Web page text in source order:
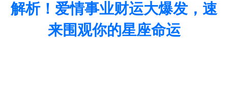
i
g
解析！爱情事业财运大爆发，速
来围观你的星座命运